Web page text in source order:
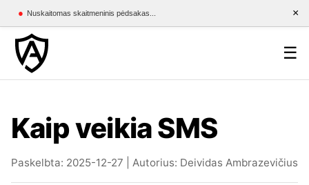
● Nuskaitomas skaitmeninis pėdsakas... ×
☰
Kaip veikia SMS
Paskelbta: 2025-12-27 | Autorius: Deividas Ambrazevičius